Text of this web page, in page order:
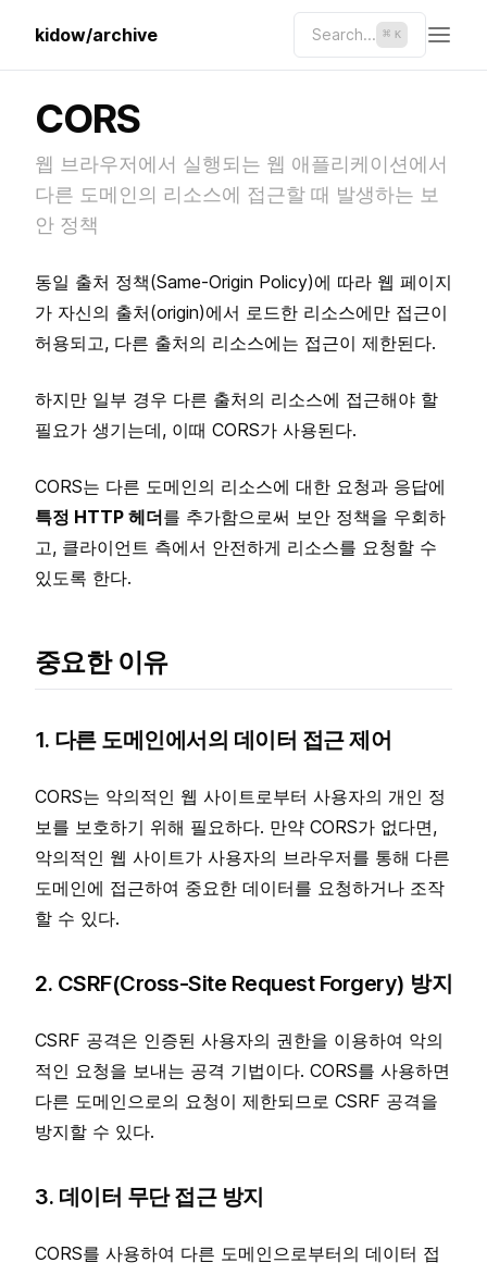
kidow/archive Search... ⌘ K
CORS
웹 브라우저에서 실행되는 웹 애플리케이션에서
다른 도메인의 리소스에 접근할 때 발생하는 보
안 정책
동일 출처 정책(Same-Origin Policy)에 따라 웹 페이지
가 자신의 출처(origin)에서 로드한 리소스에만 접근이
허용되고, 다른 출처의 리소스에는 접근이 제한된다.
하지만 일부 경우 다른 출처의 리소스에 접근해야 할
필요가 생기는데, 이때 CORS가 사용된다.
CORS는 다른 도메인의 리소스에 대한 요청과 응답에
특정 HTTP 헤더를 추가함으로써 보안 정책을 우회하
고, 클라이언트 측에서 안전하게 리소스를 요청할 수
있도록 한다.
중요한 이유
1. 다른 도메인에서의 데이터 접근 제어
CORS는 악의적인 웹 사이트로부터 사용자의 개인 정
보를 보호하기 위해 필요하다. 만약 CORS가 없다면,
악의적인 웹 사이트가 사용자의 브라우저를 통해 다른
도메인에 접근하여 중요한 데이터를 요청하거나 조작
할 수 있다.
2. CSRF(Cross-Site Request Forgery) 방지
CSRF 공격은 인증된 사용자의 권한을 이용하여 악의
적인 요청을 보내는 공격 기법이다. CORS를 사용하면
다른 도메인으로의 요청이 제한되므로 CSRF 공격을
방지할 수 있다.
3. 데이터 무단 접근 방지
CORS를 사용하여 다른 도메인으로부터의 데이터 접